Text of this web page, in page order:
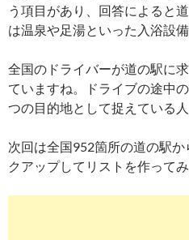
う項目があり、回答によると
は温泉や足湯といった入浴設備
全国のドライバーが道の駅に
ていますね。ドライブの途中
つの目的地として捉えている
次回は全国952箇所の道の駅
クアップしてリストを作ってみ